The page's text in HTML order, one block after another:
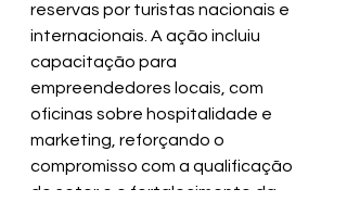
reservas por turistas nacionais e
internacionais. A ação incluiu
capacitação para
empreendedores locais, com
oficinas sobre hospitalidade e
marketing, reforçando o
compromisso com a qualificação
do setor e o fortalecimento da